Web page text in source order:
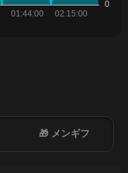
🎁 メンギフ